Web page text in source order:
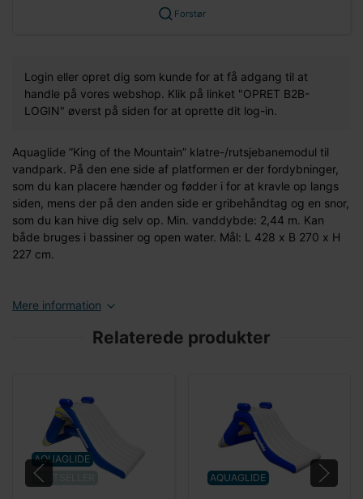
Forstør
Login eller opret dig som kunde for at få adgang til at
handle på vores webshop. Klik på linket "OPRET B2B-
LOGIN" øverst på siden for at oprette dit log-in.
Aquaglide ”King of the Mountain” klatre-/rutsjebanemodul til
vandpark. På den ene side af platformen er der fordybninger,
som du kan placere hænder og fødder i for at kravle op langs
siden, mens der på den anden side er gribehåndtag og en snor,
som du kan hive dig selv op. Min. vanddybde: 2,44 m. Kan
både bruges i bassiner og open water. Mål: L 428 x B 270 x H
227 cm.
Mere information
Relaterede produkter
AQUAGLIDE
BESTSELLER
AQUAGLIDE